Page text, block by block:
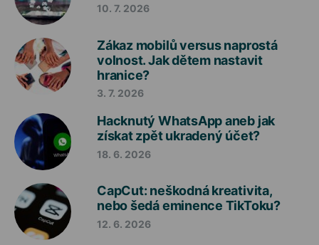
10. 7. 2026
Zákaz mobilů versus naprostá
volnost. Jak dětem nastavit
hranice?
3. 7. 2026
Hacknutý WhatsApp aneb jak
získat zpět ukradený účet?
18. 6. 2026
CapCut: neškodná kreativita,
nebo šedá eminence TikToku?
12. 6. 2026